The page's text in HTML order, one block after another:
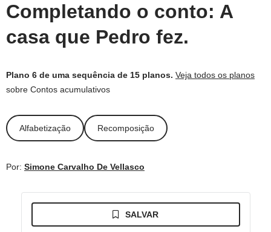
Completando o conto: A
casa que Pedro fez.
Plano 6 de uma sequência de 15 planos. Veja todos os planos
sobre Contos acumulativos
Alfabetização Recomposição
Por: Simone Carvalho De Vellasco
SALVAR